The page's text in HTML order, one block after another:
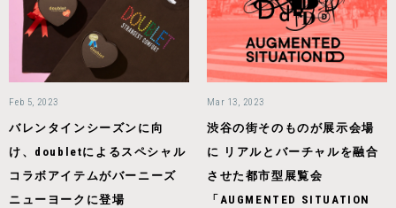
Feb 5, 2023
バレンタインシーズンに向
け、doubletによるスペシャル
コラボアイテムがバーニーズ
ニューヨークに登場
Mar 13, 2023
渋谷の街そのものが展示会場
に リアルとバーチャルを融合
させた都市型展覧会
「AUGMENTED SITUATION